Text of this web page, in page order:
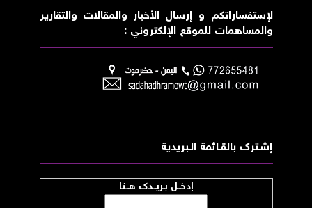
لإستفساراتكم و إرسال الأخبار والمقالات والتقارير
والمساهمات للموقع الإلكتروني :
إشــترك بالقـــائمة الــبريدية
إدخــل بـريــدك هــنا